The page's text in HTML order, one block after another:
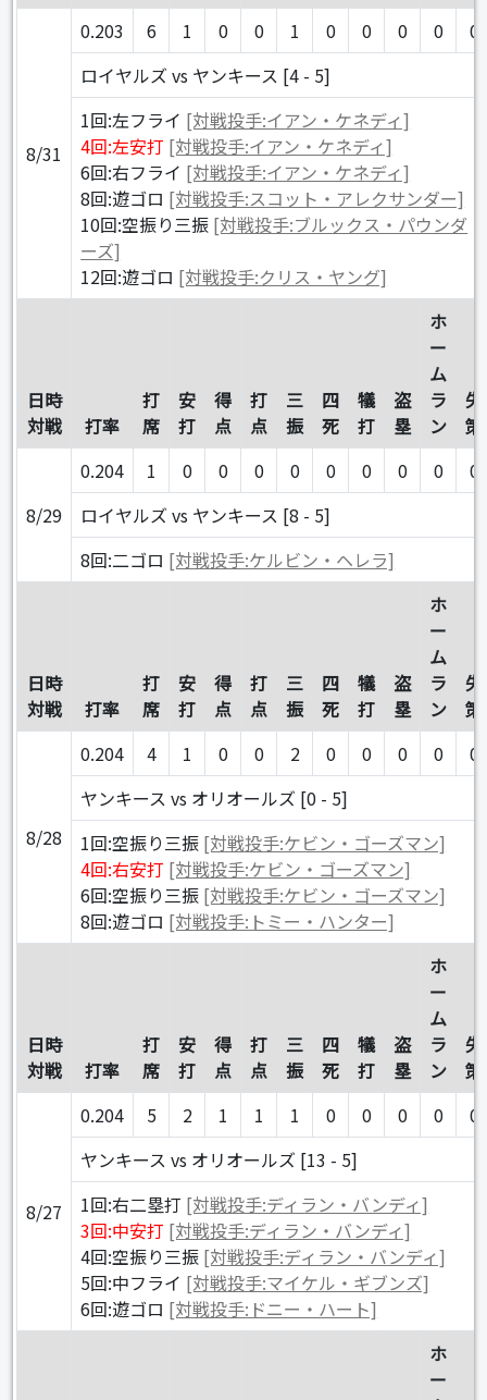
8/31
0.203 6 1 0 0 1 0 0 0 0
0
ロイヤルズ vs ヤンキース [4 - 5]
1回:左フライ [対戦投手:イアン・ケネディ]
4回:左安打 [対戦投手:イアン・ケネディ]
6回:右フライ [対戦投手:イアン・ケネディ]
8回:遊ゴロ [対戦投手:スコット・アレクサンダー]
10回:空振り三振 [対戦投手:ブルックス・パウンダ
ーズ]
12回:遊ゴロ [対戦投手:クリス・ヤング]
日時
対戦
打率
打
席
安
打
得
点
打
点
三
振
四
死
犠
打
盗
塁
ホ
ー
ム
ラ
ン
失
策
8/29
0.204 1 0 0 0 0 0 0 0 0
0
ロイヤルズ vs ヤンキース [8 - 5]
8回:二ゴロ [対戦投手:ケルビン・ヘレラ]
日時
対戦
打率
打
席
安
打
得
点
打
点
三
振
四
死
犠
打
盗
塁
ホ
ー
ム
ラ
ン
失
策
8/28
0.204 4 1 0 0 2 0 0 0 0
0
ヤンキース vs オリオールズ [0 - 5]
1回:空振り三振 [対戦投手:ケビン・ゴーズマン]
4回:右安打 [対戦投手:ケビン・ゴーズマン]
6回:空振り三振 [対戦投手:ケビン・ゴーズマン]
8回:遊ゴロ [対戦投手:トミー・ハンター]
日時
対戦
打率
打
席
安
打
得
点
打
点
三
振
四
死
犠
打
盗
塁
ホ
ー
ム
ラ
ン
失
策
8/27
0.204 5 2 1 1 1 0 0 0 0
0
ヤンキース vs オリオールズ [13 - 5]
1回:右二塁打 [対戦投手:ディラン・バンディ]
3回:中安打 [対戦投手:ディラン・バンディ]
4回:空振り三振 [対戦投手:ディラン・バンディ]
5回:中フライ [対戦投手:マイケル・ギブンズ]
6回:遊ゴロ [対戦投手:ドニー・ハート]
ホ
ー